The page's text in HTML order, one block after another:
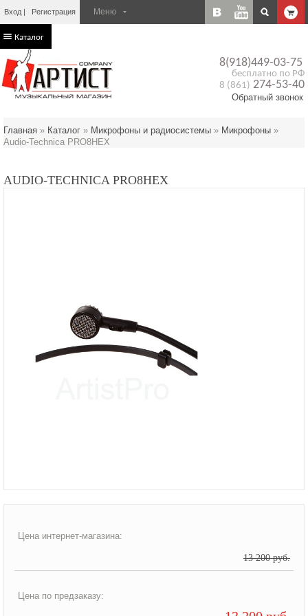
Вход Регистрация
8(918)449-03-75
бесплатно по РФ
8 (861) 274-53-40
Обратный звонок
Каталог
Главная » Каталог » Микрофоны и радиосистемы » Микрофоны »
Audio-Technica PRO8HEX
AUDIO-TECHNICA PRO8HEX
Цена интернет-магазина:
13 200 руб.
Цена по предзаказу: